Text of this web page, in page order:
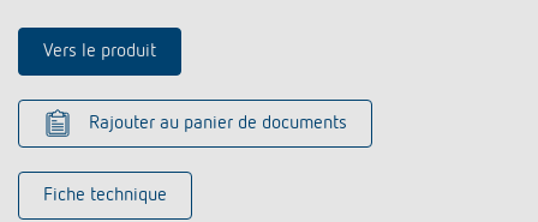
Vers le produit
Rajouter au panier de documents
Fiche technique